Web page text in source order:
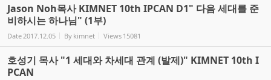
Jason Noh목사 KIMNET 10th IPCAN D1" 다음 세대를 준
비하시는 하나님" (1부)
Date2017.12.05 By kimnet Views 15081
호성기 목사 "1 세대와 차세대 관계 (발제)" KIMNET 10th I
PCAN